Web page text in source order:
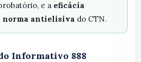
e a eficácia
norma antielisiva do CTN.
Informativo 888